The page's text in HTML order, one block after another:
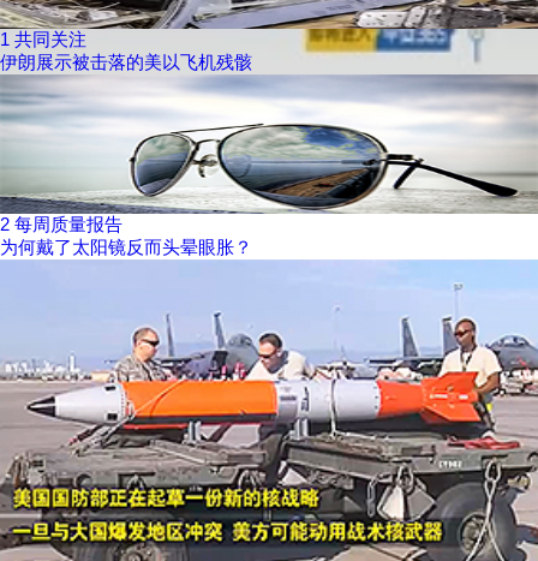
1 共同关注
伊朗展示被击落的美以飞机残骸
2 每周质量报告
为何戴了太阳镜反而头晕眼胀？